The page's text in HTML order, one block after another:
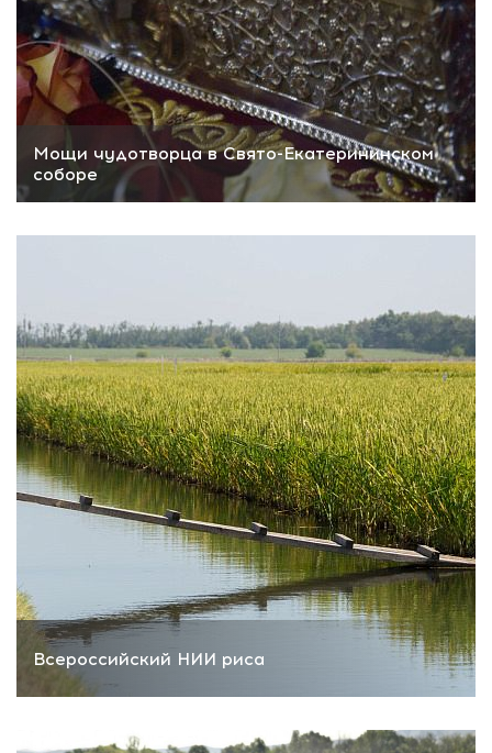
Мощи чудотворца в Свято-Екатерининском
соборе
Всероссийский НИИ риса